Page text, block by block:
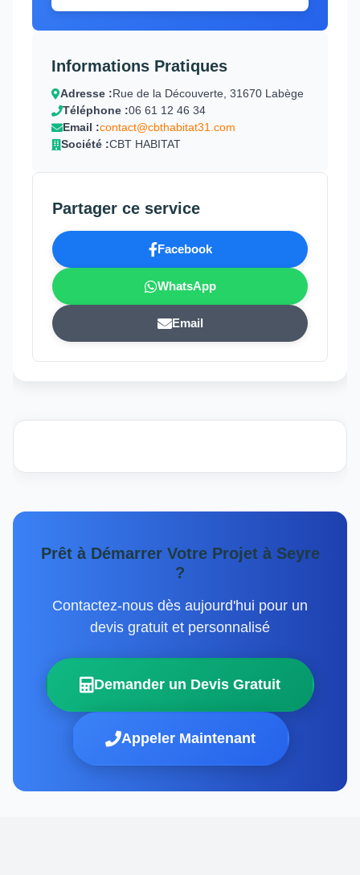
Informations Pratiques
Adresse :Rue de la Découverte, 31670 Labège
Téléphone :06 61 12 46 34
Email :contact@cbthabitat31.com
Société :CBT HABITAT
Partager ce service
Facebook
WhatsApp
Email
Prêt à Démarrer Votre Projet à Seyre
?
Contactez-nous dès aujourd'hui pour un
devis gratuit et personnalisé
Demander un Devis Gratuit
Appeler Maintenant